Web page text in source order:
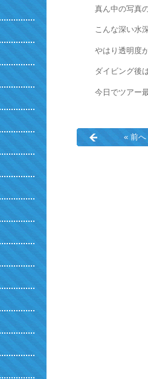
真ん中の写真
こんな深い水
やはり透明度
ダイビング後
今日でツアー
« 前へ